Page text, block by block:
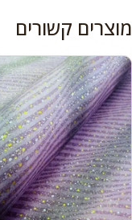
מוצרים קשורים